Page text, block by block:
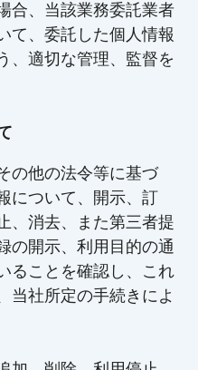
合、当該業務委託業者
て、委託した個人情報
、適切な管理、監督を
の他の法令等に基づ
について、開示、訂
、消去、また第三者提
の開示、利用目的の通
ることを確認し、これ
当社所定の手続きによ